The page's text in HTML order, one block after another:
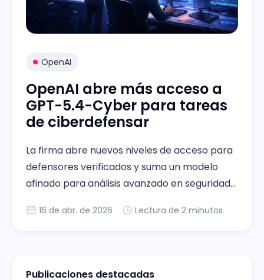
OpenAI
OpenAI abre más acceso a
GPT-5.4-Cyber para tareas
de ciberdefensar
La firma abre nuevos niveles de acceso para
defensores verificados y suma un modelo
afinado para análisis avanzado en seguridad
16 de abr. de 2026 Lectura de 2 minutos
Publicaciones destacadas